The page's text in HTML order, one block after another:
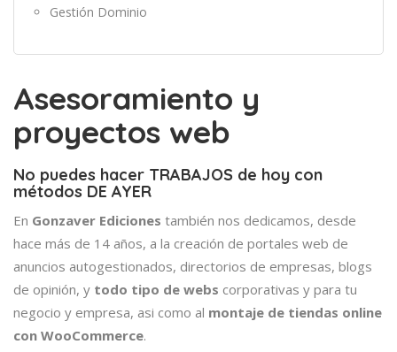
Gestión Dominio
Asesoramiento y
proyectos web
No puedes hacer TRABAJOS de hoy con
métodos DE AYER
En Gonzaver Ediciones también nos dedicamos, desde
hace más de 14 años, a la creación de portales web de
anuncios autogestionados, directorios de empresas, blogs
de opinión, y todo tipo de webs corporativas y para tu
negocio y empresa, asi como al montaje de tiendas online
con WooCommerce.